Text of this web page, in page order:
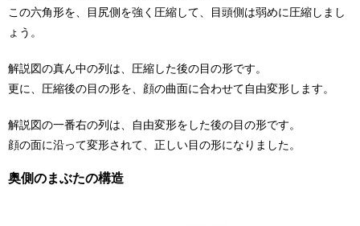
この六角形を、目尻側を強く圧縮して、目頭側は弱めに圧縮しまし
ょう。
解説図の真ん中の列は、圧縮した後の目の形です。
更に、圧縮後の目の形を、顔の曲面に合わせて自由変形します。
解説図の一番右の列は、自由変形をした後の目の形です。
顔の面に沿って変形されて、正しい目の形になりました。
奥側のまぶたの構造